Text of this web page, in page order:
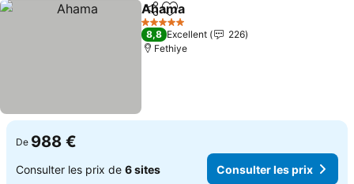
PartagerAjouter à mes favoris
Ahama
5 Étoiles
8,8 Excellent
226
Fethiye
De 988 €
Consulter les prix de 6 sites Consulter les prix